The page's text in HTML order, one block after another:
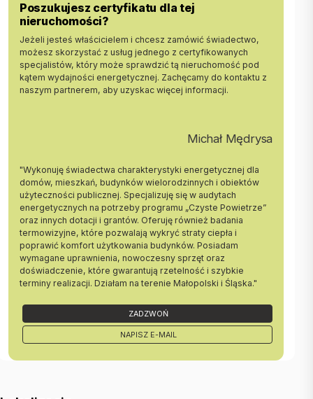
Cena: 450 000zł
Zapraszam do kontaktu: Katarzyna Hołda 503-780-786
::DODATKOWE INFORMACJE |
Rodzaj budynku: dom wielorodzinny |
Gaz: jest |
Opłaty w czynszu: woda ciepła, woda, fundusz remontowy, Części
wspólne, CO, administracja |
Opłaty wg liczników: prąd |
Rodzaj mieszkania: jednopoziomowe |
Garaż: brak |
Stan lokalu: idealny |
Okna: PCV |
Instalacje: dobre |
Balkon: średni |
Liczba balkonów: 1 |
Liczba pokoi: 1 |
Liczba sypialni: 1 |
Podłogi pokoi: drewniana |
Poszukujesz certyfikatu dla tej
nieruchomości?
Jeżeli jesteś właścicielem i chcesz zamówić świadectwo,
możesz skorzystać z usług jednego z certyfikowanych
specjalistów, który może sprawdzić tą nieruchomość pod
kątem wydajności energetycznej. Zachęcamy do kontaktu z
naszym partnerem, aby uzyskac więcej informacji.
Michał Mędrysa
"Wykonuję świadectwa charakterystyki energetycznej dla
domów, mieszkań, budynków wielorodzinnych i obiektów
użyteczności publicznej. Specjalizuję się w audytach
energetycznych na potrzeby programu „Czyste Powietrze”
oraz innych dotacji i grantów. Oferuję również badania
termowizyjne, które pozwalają wykryć straty ciepła i
poprawić komfort użytkowania budynków. Posiadam
wymagane uprawnienia, nowoczesny sprzęt oraz
doświadczenie, które gwarantują rzetelność i szybkie
terminy realizacji. Działam na terenie Małopolski i Śląska."
ZADZWOŃ
NAPISZ E-MAIL